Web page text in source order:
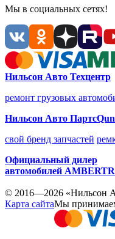
Мы в социальных сетях!
Нильсон Авто Техцентр
ремонт грузовых
Нильсон Авто Партс
свой бренд запчастей
Официальный дилер
автомобилей
© 2016—2026 «Нильсон
Карта сайтаМы